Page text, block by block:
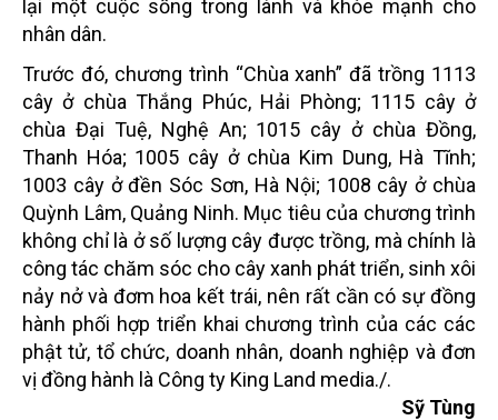
lại một cuộc sống trong lành và khỏe mạnh cho
nhân dân.
Trước đó, chương trình “Chùa xanh” đã trồng 1113
cây ở chùa Thắng Phúc, Hải Phòng; 1115 cây ở
chùa Đại Tuệ, Nghệ An; 1015 cây ở chùa Đồng,
Thanh Hóa; 1005 cây ở chùa Kim Dung, Hà Tĩnh;
1003 cây ở đền Sóc Sơn, Hà Nội; 1008 cây ở chùa
Quỳnh Lâm, Quảng Ninh. Mục tiêu của chương trình
không chỉ là ở số lượng cây được trồng, mà chính là
công tác chăm sóc cho cây xanh phát triển, sinh xôi
nảy nở và đơm hoa kết trái, nên rất cần có sự đồng
hành phối hợp triển khai chương trình của các các
phật tử, tổ chức, doanh nhân, doanh nghiệp và đơn
vị đồng hành là Công ty King Land media./.
Sỹ Tùng